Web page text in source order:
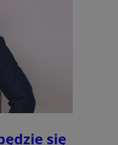
się